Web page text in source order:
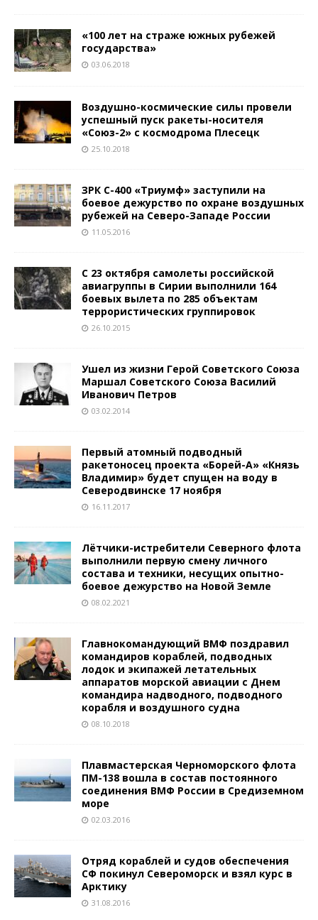
«100 лет на страже южных рубежей
государства»
03.06.2018
Воздушно-космические силы провели
успешный пуск ракеты-носителя
«Союз-2» с космодрома Плесецк
25.10.2018
ЗРК С-400 «Триумф» заступили на
боевое дежурство по охране воздушных
рубежей на Северо-Западе России
11.05.2016
С 23 октября самолеты российской
авиагруппы в Сирии выполнили 164
боевых вылета по 285 объектам
террористических группировок
26.10.2015
Ушел из жизни Герой Советского Союза
Маршал Советского Союза Василий
Иванович Петров
03.02.2014
Первый атомный подводный
ракетоносец проекта «Борей-А» «Князь
Владимир» будет спущен на воду в
Северодвинске 17 ноября
16.11.2017
Лётчики-истребители Северного флота
выполнили первую смену личного
состава и техники, несущих опытно-
боевое дежурство на Новой Земле
08.02.2021
Главнокомандующий ВМФ поздравил
командиров кораблей, подводных
лодок и экипажей летательных
аппаратов морской авиации с Днем
командира надводного, подводного
корабля и воздушного судна
08.10.2018
Плавмастерская Черноморского флота
ПМ-138 вошла в состав постоянного
соединения ВМФ России в Средиземном
море
02.03.2016
Отряд кораблей и судов обеспечения
СФ покинул Североморск и взял курс в
Арктику
31.08.2016